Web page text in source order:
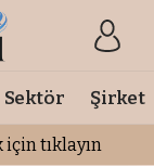
Sektör Şirket
tıklayın